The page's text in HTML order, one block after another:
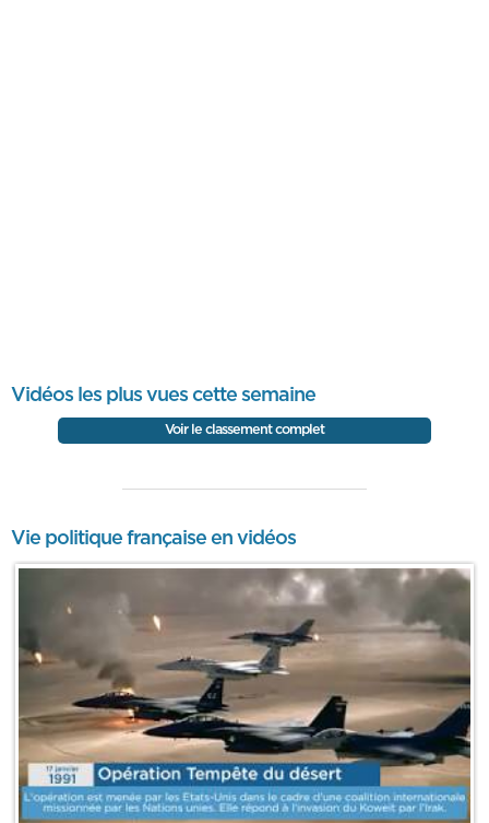
Vidéos les plus vues cette semaine
Voir le classement complet
Vie politique française en vidéos